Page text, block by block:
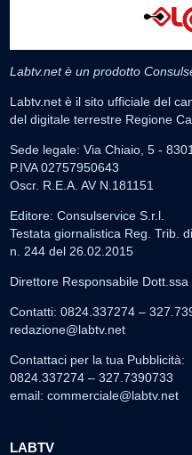
Labtv.net è un prodotto
Labtv.net è il sito ufficiale del
del digitale terrestre Regione
Sede legale: Via Chiaio, 5 -
P.IVA 02757950643
Oscr. R.E.A. AV N.181151
Editore: Consulservice S.r.l.
Testata giornalistica Reg. Trib.
n. 244 del 26.02.2015
Direttore Responsabile Dott.ssa
Contatti: 0824.337274 –
redazione@labtv.net
Contattaci per la tua Pubblicità:
0824.337274 – 327.7390733
email: commerciale@labtv.net
LABTV